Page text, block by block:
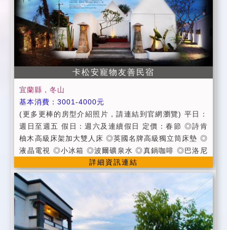
卡松安寵物友善民宿
宜蘭縣，冬山
基本消費：3001-4000元
(更多更棒的房型介紹照片，請連結到官網瀏覽) 平日：
週日至週五 假日：週六及連續假日 定價：春節 ◎詩肯
柚木高級床架加大雙人床 ◎英國名牌高級獨立筒床墊 ◎
液晶電視 ◎小冰箱 ◎波爾礦泉水 ◎真鍋咖啡 ◎巴洛尼
亞高級清潔用品 ◎快煮壺 ◎造型浴缸 ◎有線電視頻道
◎無線寬頻上網 ◎露天小花園(可看星星，做日光浴) ◎
露天SPA，使用南洋進口人頭噴水 ◎室外露天躺椅 ◎私
人花園
詳細資訊連結